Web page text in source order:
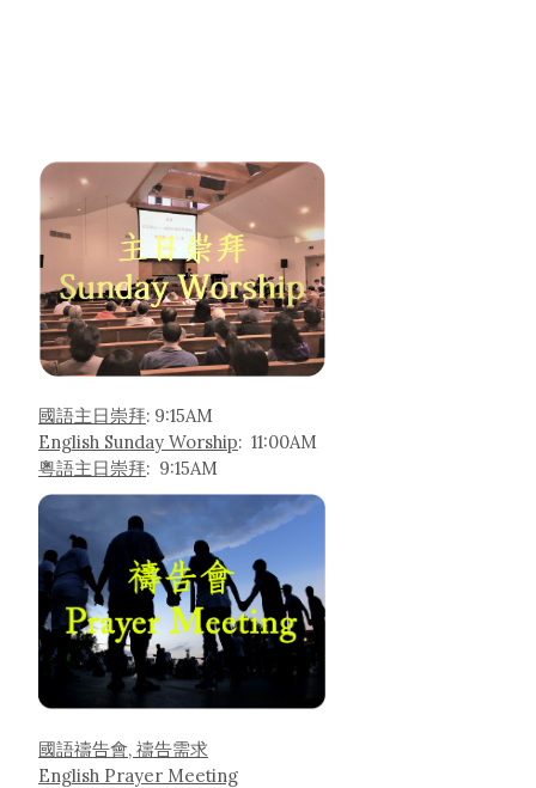
國語主日崇拜: 9:15AM
English Sunday Worship: 11:00AM
粵語主日崇拜: 9:15AM
國語禱告會, 禱告需求
English Prayer Meeting